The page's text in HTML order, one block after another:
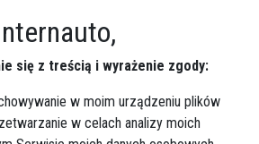
się z treścią i wyrażenie zgody:
w moim urządzeniu plików
w celach analizy moich